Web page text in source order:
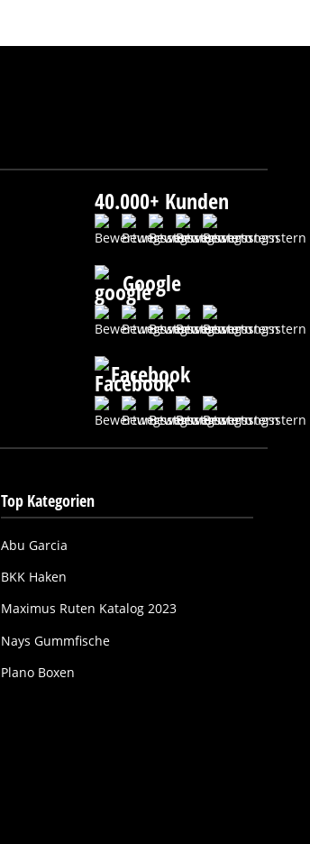
40.000+ Kunden
Google
Facebook
Top Kategorien
Abu Garcia
BKK Haken
Maximus Ruten Katalog 2023
Nays Gummfische
Plano Boxen